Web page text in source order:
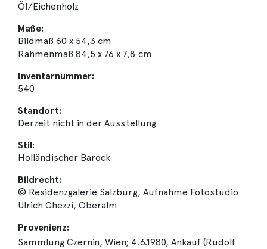
Öl/Eichenholz
Maße:
Bildmaß 60 x 54,3 cm
Rahmenmaß 84,5 x 76 x 7,8 cm
Inventarnummer:
540
Standort:
Derzeit nicht in der Ausstellung
Stil:
Holländischer Barock
Bildrecht:
© Residenzgalerie Salzburg, Aufnahme Fotostudio
Ulrich Ghezzi, Oberalm
Provenienz:
Sammlung Czernin, Wien; 4.6.1980, Ankauf (Rudolf